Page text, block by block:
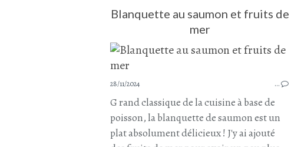
Blanquette au saumon et fruits de
mer
28/11/2024 …
G rand classique de la cuisine à base de
poisson, la blanquette de saumon est un
plat absolument délicieux ! J'y ai ajouté